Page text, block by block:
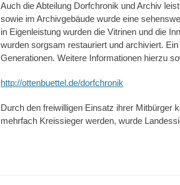
Auch die Abteilung Dorfchronik und Archiv
sowie im Archivgebäude wurde eine
in Eigenleistung wurden die Vitrinen und die
wurden sorgsam restauriert und archiviert.
Generationen. Weitere Informationen hierzu
http://ottenbuettel.de/dorfchronik
Durch den freiwilligen Einsatz ihrer Mitbürger
mehrfach Kreissieger werden, wurde